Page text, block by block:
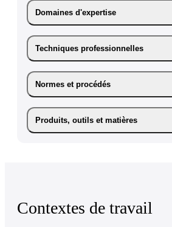
Domaines d'expertise
Techniques professionnelles
Normes et procédés
Produits, outils et matières
Contextes de travail